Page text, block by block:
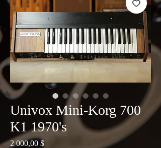
Univox Mini-Korg 700
K1 1970's
2 000,00 $Prix